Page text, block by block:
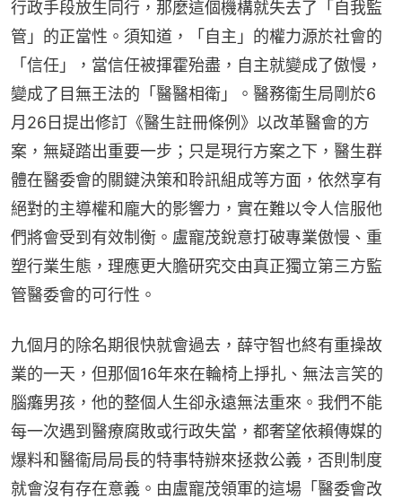
行政手段放生同行，那麼這個機構就失去了「自我監
管」的正當性。須知道，「自主」的權力源於社會的
「信任」，當信任被揮霍殆盡，自主就變成了傲慢，
變成了目無王法的「醫醫相衛」。醫務衞生局剛於6
月26日提出修訂《醫生註冊條例》以改革醫會的方
案，無疑踏出重要一步；只是現行方案之下，醫生群
體在醫委會的關鍵決策和聆訊組成等方面，依然享有
絕對的主導權和龐大的影響力，實在難以令人信服他
們將會受到有效制衡。盧寵茂銳意打破專業傲慢、重
塑行業生態，理應更大膽研究交由真正獨立第三方監
管醫委會的可行性。
九個月的除名期很快就會過去，薛守智也終有重操故
業的一天，但那個16年來在輪椅上掙扎、無法言笑的
腦癱男孩，他的整個人生卻永遠無法重來。我們不能
每一次遇到醫療腐敗或行政失當，都奢望依賴傳媒的
爆料和醫衞局局長的特事特辦來拯救公義，否則制度
就會沒有存在意義。由盧寵茂領軍的這場「醫委會改